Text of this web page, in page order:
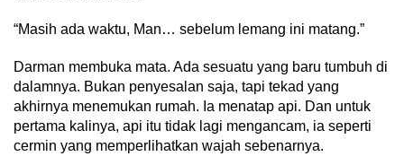
“Masih ada waktu, Man… sebelum lemang ini matang.”
Darman membuka mata. Ada sesuatu yang baru tumbuh di
dalamnya. Bukan penyesalan saja, tapi tekad yang
akhirnya menemukan rumah. Ia menatap api. Dan untuk
pertama kalinya, api itu tidak lagi mengancam, ia seperti
cermin yang memperlihatkan wajah sebenarnya.